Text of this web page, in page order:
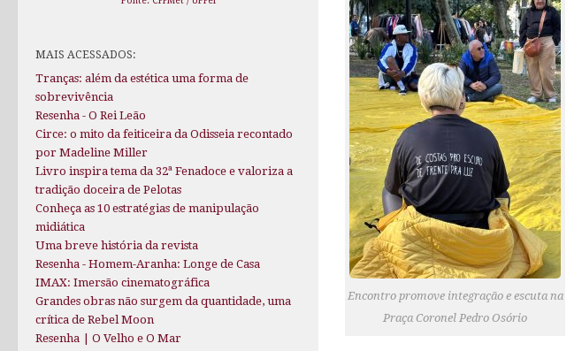
Encontro promove integração e escuta na
Praça Coronel Pedro Osório
MAIS ACESSADOS:
Tranças: além da estética uma forma de
sobrevivência
Resenha - O Rei Leão
Circe: o mito da feiticeira da Odisseia recontado
por Madeline Miller
Livro inspira tema da 32ª Fenadoce e valoriza a
tradição doceira de Pelotas
Conheça as 10 estratégias de manipulação
midiática
Uma breve história da revista
Resenha - Homem-Aranha: Longe de Casa
IMAX: Imersão cinematográfica
Grandes obras não surgem da quantidade, uma
crítica de Rebel Moon
Resenha | O Velho e O Mar